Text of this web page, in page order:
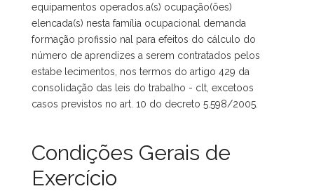
equipamentos operados.a(s) ocupação(ões)
elencada(s) nesta família ocupacional demanda
formação profissio nal para efeitos do cálculo do
número de aprendizes a serem contratados pelos
estabe lecimentos, nos termos do artigo 429 da
consolidação das leis do trabalho - clt, excetoos
casos previstos no art. 10 do decreto 5.598/2005.
Condições Gerais de
Exercício